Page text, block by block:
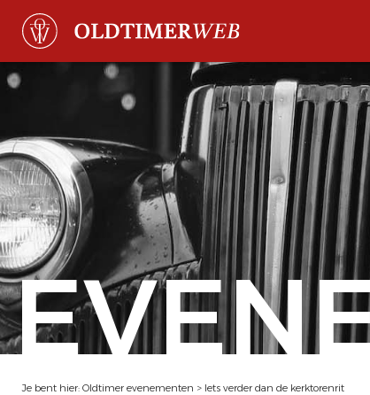
Je bent hier: Oldtimer evenementen > Iets verder dan de kerktorenrit